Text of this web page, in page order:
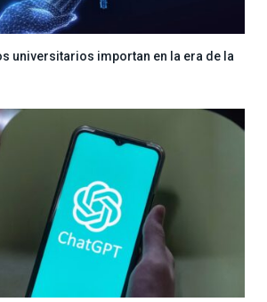
universitarios importan en la era de la